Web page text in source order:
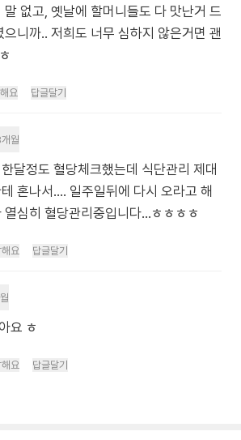
없고, 옛날에 할머니들도 다 맛난거 드
니까.. 저희도 너무 심하지 않은거면 괜
요 답글달기
월
달정도 혈당체크했는데 식단관리 제대
혼나서…. 일주일뒤에 다시 오라고 해
열심히 혈당관리중입니다…ㅎㅎㅎㅎ
요 답글달기
요 ㅎ
요 답글달기